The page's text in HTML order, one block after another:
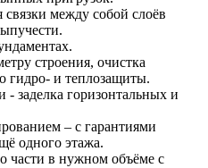
между собой слоёв
строения, очистка
гидро- и теплозащиты.
- заделка горизонтальных и
– с гарантиями
одного этажа.
части в нужном объёме с